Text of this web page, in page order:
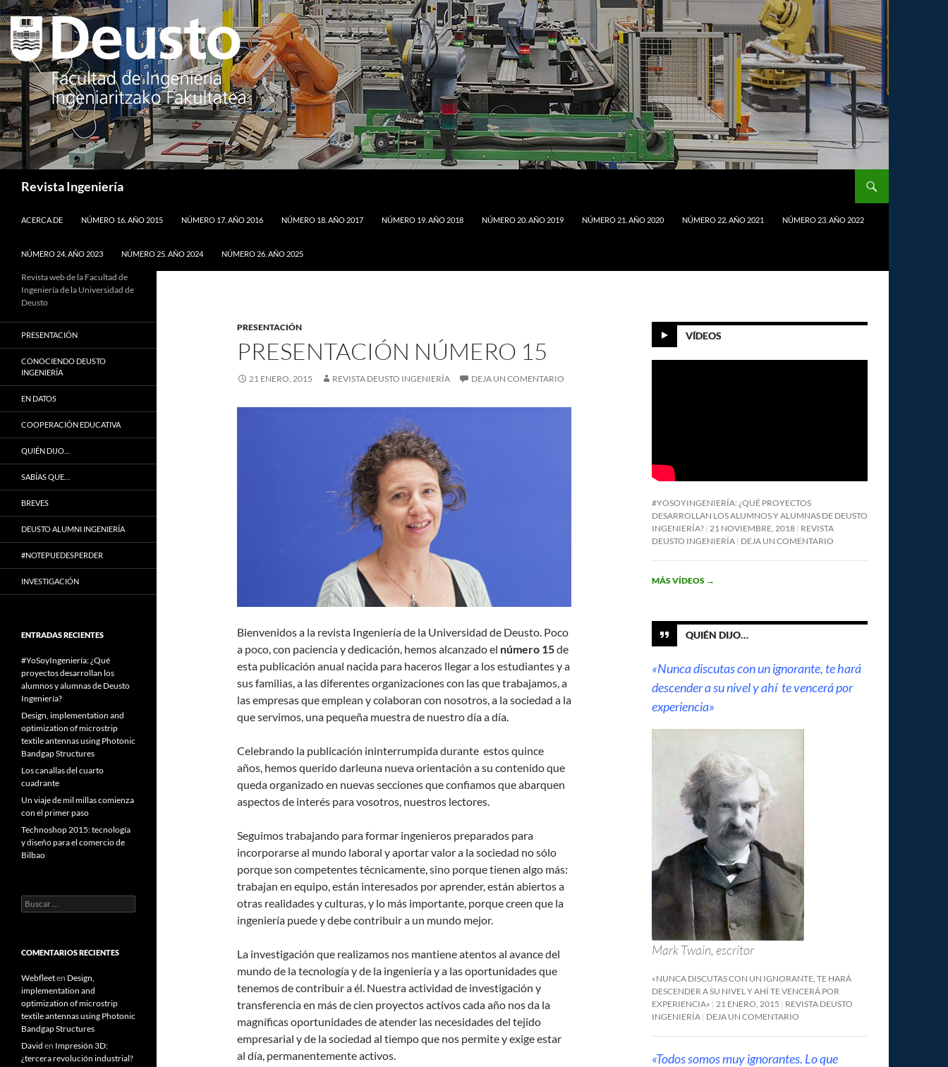
Saltar
al
contenido
Revista Ingeniería
ACERCA DE NÚMERO 16. AÑO 2015 NÚMERO 17. AÑO 2016 NÚMERO 18. AÑO 2017 NÚMERO 19. AÑO 2018 NÚMERO 20. AÑO 2019 NÚMERO 21. AÑO 2020 NÚMERO 22. AÑO 2021 NÚMERO 23. AÑO 2022
NÚMERO 24. AÑO 2023 NÚMERO 25. AÑO 2024 NÚMERO 26. AÑO 2025
PRESENTACIÓN
PRESENTACIÓN NÚMERO 15
21 ENERO, 2015 REVISTA DEUSTO INGENIERÍA DEJA UN COMENTARIO
Bienvenidos a la revista Ingeniería de la Universidad de Deusto. Poco
a poco, con paciencia y dedicación, hemos alcanzado el número 15de
esta publicación anual nacida para haceros llegar a los estudiantes y a
sus familias, a las diferentes organizaciones con las que trabajamos, a
las empresas que emplean y colaboran con nosotros, a la sociedad a la
que servimos, una pequeña muestra de nuestro día a día.
Celebrando la publicación ininterrumpida durante estos quince
años, hemos querido darleuna nueva orientación a su contenido que
queda organizado en nuevas secciones que confiamos que abarquen
aspectos de interés para vosotros, nuestros lectores.
Seguimos trabajando para formar ingenieros preparados para
incorporarse al mundo laboral y aportar valor a la sociedad no sólo
porque son competentes técnicamente, sino porque tienen algo más:
trabajan en equipo, están interesados por aprender, están abiertos a
otras realidades y culturas, y lo más importante, porque creen que la
ingeniería puede y debe contribuir a un mundo mejor.
La investigación que realizamos nos mantiene atentos al avance del
mundo de la tecnología y de la ingeniería y a las oportunidades que
tenemos de contribuir a él. Nuestra actividad de investigación y
transferencia en más de cien proyectos activos cada año nos da la
magníficas oportunidades de atender las necesidades del tejido
empresarial y de la sociedad al tiempo que nos permite y exige estar
al día, permanentemente activos.
VÍDEOS
#YOSOYINGENIERÍA: ¿QUÉ PROYECTOS
DESARROLLAN LOS ALUMNOS Y ALUMNAS DE DEUSTO
INGENIERÍA? 21 NOVIEMBRE, 2018 REVISTA
DEUSTO INGENIERÍA DEJA UN COMENTARIO
MÁS VÍDEOS →
QUIÉN DIJO…
«Nunca discutas con un ignorante, te hará
descender a su nivel y ahí te vencerá por
experiencia»
Mark Twain, escritor
«NUNCA DISCUTAS CON UN IGNORANTE, TE HARÁ
DESCENDER A SU NIVEL Y AHÍ TE VENCERÁ POR
EXPERIENCIA» 21 ENERO, 2015
REVISTA DEUSTO
INGENIERÍA DEJA UN COMENTARIO
«Todos somos muy ignorantes. Lo que
Revista web de la Facultad de
Ingeniería de la Universidad de
Deusto
PRESENTACIÓN
CONOCIENDO DEUSTO
INGENIERÍA
EN DATOS
COOPERACIÓN EDUCATIVA
QUIÉN DIJO…
SABÍAS QUE…
BREVES
DEUSTO ALUMNI INGENIERÍA
#NOTEPUEDESPERDER
INVESTIGACIÓN
ENTRADAS RECIENTES
#YoSoyIngeniería: ¿Qué
proyectos desarrollan los
alumnos y alumnas de Deusto
Ingeniería?
Design, implementation and
optimization of microstrip
textile antennas using Photonic
Bandgap Structures
Los canallas del cuarto
cuadrante
Un viaje de mil millas comienza
con el primer paso
Technoshop 2015: tecnología
y diseño para el comercio de
Bilbao
Buscar:
COMENTARIOS RECIENTES
Webfleeten Design,
implementation and
optimization of microstrip
textile antennas using Photonic
Bandgap Structures
David en Impresión 3D:
¿tercera revolución industrial?